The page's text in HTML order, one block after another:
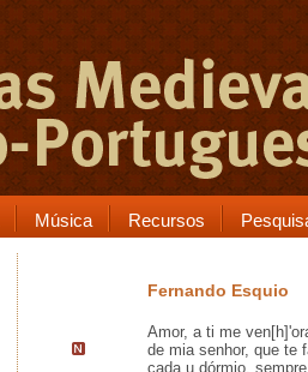
Música Recursos
Fernando Esquio
Amor, a ti me
de mia senhor, que te
cada u dórmio,